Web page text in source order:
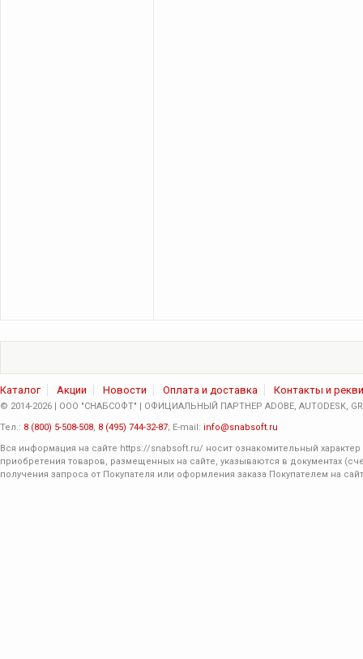
Каталог Акции Новости Оплата и доставка Контакты и
© 2014-2026 | ООО "СНАБСОФТ" | ОФИЦИАЛЬНЫЙ ПАРТНЕР ADOBE, AUTODESK,
Тел.: 8 (800) 5-508-508, 8 (495) 744-32-87; E-mail: info@snabsoft.ru
Вся информация на сайте https://snabsoft.ru/ носит ознакомительный
приобретения товаров, размещенных на сайте, указываются в документах
получения запроса от Покупателя или оформления заказа Покупателем на